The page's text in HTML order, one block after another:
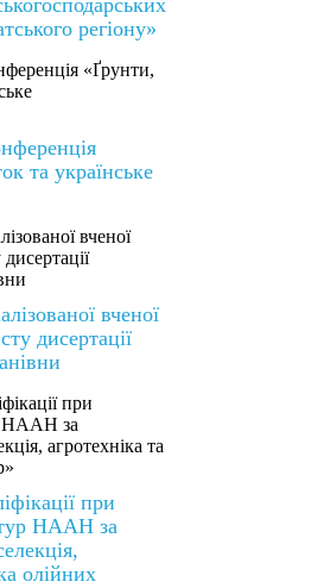
регіону»
та українське
вченої
дисертації
при
НААН за
олійних